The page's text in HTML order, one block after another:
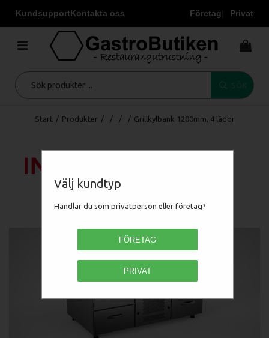
KundsupportKontakta oss Företag Privat
Välj kundtyp
Handlar du som privatperson eller företag?
FÖRETAG
PRIVAT
Start / Produkter / / / / Grillkylbänk 1200mm, 4 lådor